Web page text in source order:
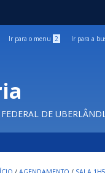
Ir para o menu 2 Ir para a
DE